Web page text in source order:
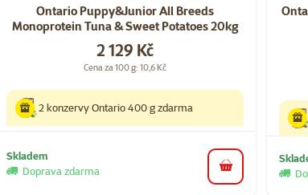
Ontario Puppy&Junior All Breeds
Monoprotein Tuna & Sweet Potatoes 20kg
Cena
2 129 Kč
Cena za 100 g: 10,6 Kč
2 konzervy Ontario 400 g zdarma
Skladem
Doprava zdarma
do košíku